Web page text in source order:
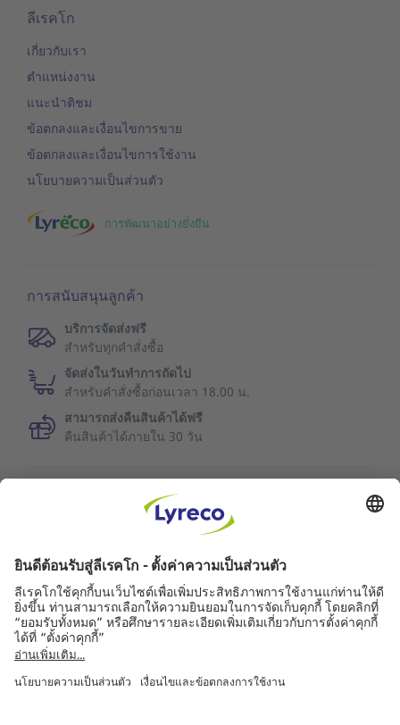
ลีเรคโก
เกี่ยวกับเรา
ตำแหน่งงาน
แนะนำติชม
ข้อตกลงและเงื่อนไขการขาย
ข้อตกลงและเงื่อนไขการใช้งาน
นโยบายความเป็นส่วนตัว
การพัฒนาอย่างยั่งยืน
การสนับสนุนลูกค้า
บริการจัดส่งฟรี
สำหรับทุกคำสั่งซื้อ
จัดส่งในวันทำการถัดไป
สำหรับคำสั่งซื้อก่อนเวลา 18.00 น.
สามารถส่งคืนสินค้าได้ฟรี
คืนสินค้าได้ภายใน 30 วัน
ข่าวลีเรคโก
คู่ค้า